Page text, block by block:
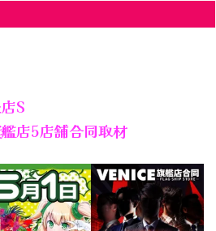
S
店5店舗合同取材